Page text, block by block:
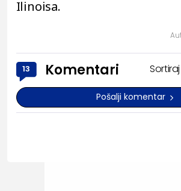
Ilinoisa.
13 Komentari
Pošalji komentar